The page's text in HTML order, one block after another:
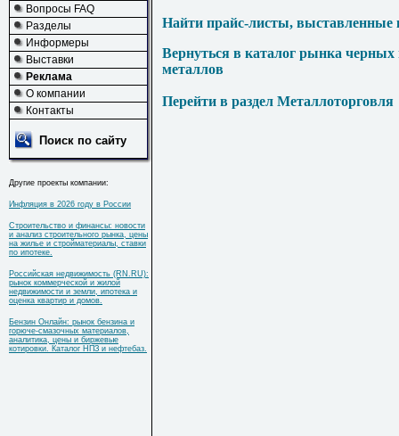
Вопросы FAQ
Разделы
Информеры
Выставки
Реклама
О компании
Контакты
Поиск по сайту
Другие проекты компании:
Инфляция в 2026 году в России
Строительство и финансы: новости
и анализ строительного рынка, цены
на жилье и стройматериалы, ставки
по ипотеке.
Российская недвижимость (RN.RU):
рынок коммерческой и жилой
недвижимости и земли, ипотека и
оценка квартир и домов.
Бензин Онлайн: рынок бензина и
горюче-смазочных материалов,
аналитика, цены и биржевые
котировки. Каталог НПЗ и нефтебаз.
Найти прайс-листы, выставленные
Вернуться в каталог рынка
металлов
Перейти в раздел Металлоторговля